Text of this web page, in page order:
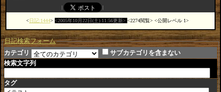
日記:1444 2005年10月22日(土) 11:56更新 2274閲覧 公開レベル 1
日記検索フォーム
カテゴリ
サブカテゴリを含まない
検索文字列
タグ